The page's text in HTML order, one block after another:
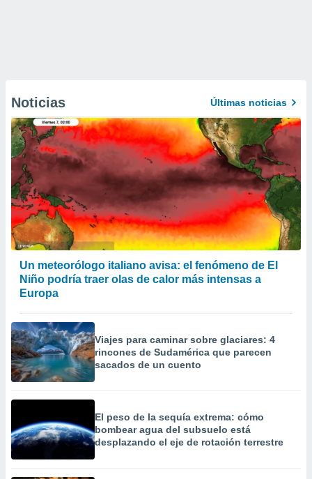
Noticias Últimas noticias
Un meteorólogo italiano avisa: el fenómeno de El
Niño podría traer olas de calor más intensas a
Europa
Viajes para caminar sobre glaciares: 4
rincones de Sudamérica que parecen
sacados de un cuento
El peso de la sequía extrema: cómo
bombear agua del subsuelo está
desplazando el eje de rotación terrestre